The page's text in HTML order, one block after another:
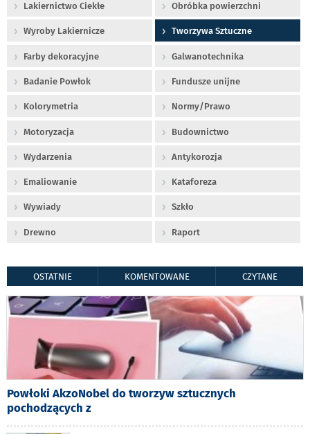
Lakiernictwo Ciekłe Obróbka powierzchni
Wyroby Lakiernicze Tworzywa Sztuczne
Farby dekoracyjne Galwanotechnika
Badanie Powłok Fundusze unijne
Kolorymetria Normy/Prawo
Motoryzacja Budownictwo
Wydarzenia Antykorozja
Emaliowanie Kataforeza
Wywiady Szkło
Drewno Raport
OSTATNIE KOMENTOWANE CZYTANE
Powłoki AkzoNobel do tworzyw sztucznych
pochodzących z